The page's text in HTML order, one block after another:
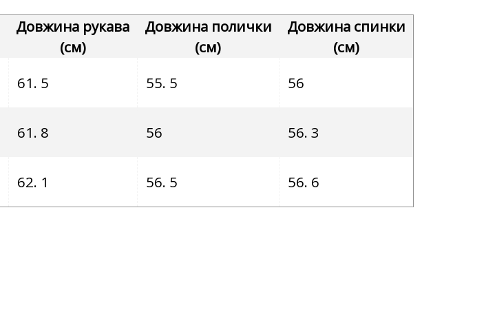
Довжина рукава
(см)
Довжина полички
(см)
Довжина спинки
(см)
61. 5 55. 5 56
61. 8 56 56. 3
62. 1 56. 5 56. 6